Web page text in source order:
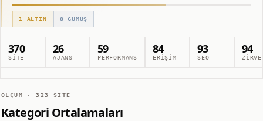
1 ALTIN 8 GÜMÜŞ
370
SITE
26
AJANS
59
PERFORMANS
84
ERIŞIM
93
SEO
94
ZIRVE
ÖLÇÜM ·323 SITE
Kategori Ortalamaları